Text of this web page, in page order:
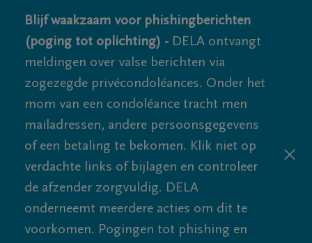
Blijf waakzaam voor phishingberichten
(poging tot oplichting) - DELA ontvangt
meldingen over valse berichten via
zogezegde privécondoléances. Onder het
mom van een condoléance tracht men
mailadressen, andere persoonsgegevens
of een betaling te bekomen. Klik niet op
verdachte links of bijlagen en controleer
de afzender zorgvuldig. DELA
onderneemt meerdere acties om dit te
voorkomen. Pogingen tot phishing en